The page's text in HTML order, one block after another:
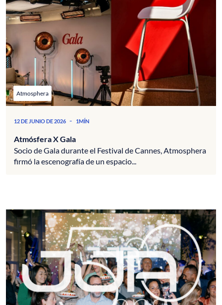
Atmosphera
12 DE JUNIO DE 2026 - 1MÍN
Atmósfera X Gala
Socio de Gala durante el Festival de Cannes, Atmosphera
firmó la escenografía de un espacio...